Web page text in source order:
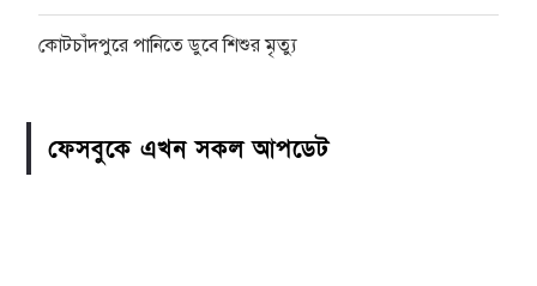
কোটচাঁদপুরে পানিতে ডুবে শিশুর মৃত্যু
ফেসবুকে এখন সকল আপডেট